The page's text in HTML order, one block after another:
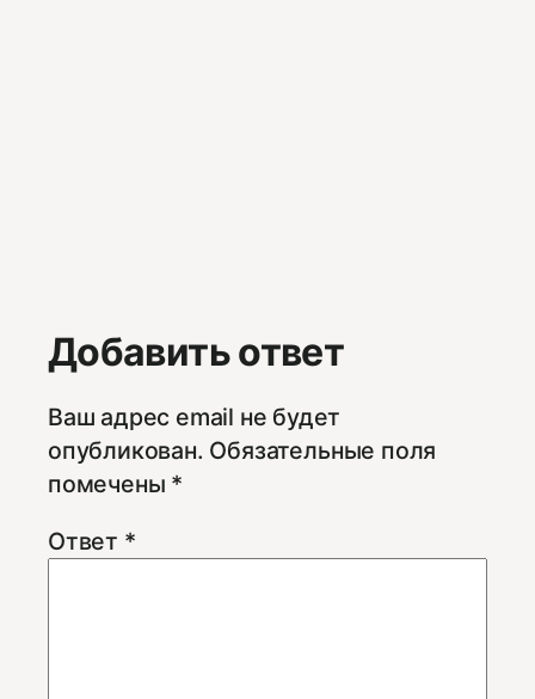
Добавить ответ
Ваш адрес email не будет
опубликован. Обязательные поля
помечены *
Ответ *